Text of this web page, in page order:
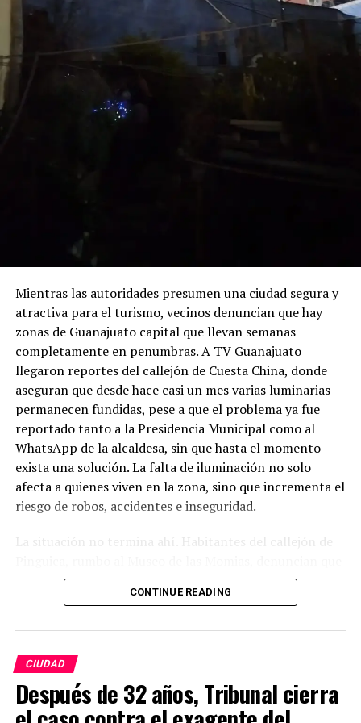
Mientras las autoridades presumen una ciudad segura y
atractiva para el turismo, vecinos denuncian que hay
zonas de Guanajuato capital que llevan semanas
completamente en penumbras. A TV Guanajuato
llegaron reportes del callejón de Cuesta China, donde
aseguran que desde hace casi un mes varias luminarias
permanecen fundidas, pese a que el problema ya fue
reportado tanto a la Presidencia Municipal como al
WhatsApp de la alcaldesa, sin que hasta el momento
exista una solución. La falta de iluminación no solo
afecta a quienes viven en la zona, sino que incrementa el
riesgo de robos, accidentes e inseguridad.
La situación no termina ahí. Habitantes del callejón de
nuevamente carecen de alumbrado público. Afirman que
caminar por ese lugar durante la noche se ha convertido
las autoridades. Señalan que, pese a los constantes
reportes, el problema sigue sin atenderse.
Lo más preocupante es que Cuesta China y el callejón de
CONTINUE READING
CIUDAD
Después de 32 años, Tribunal cierra